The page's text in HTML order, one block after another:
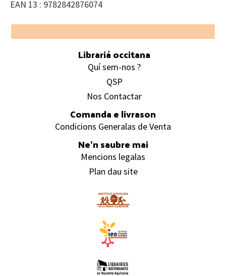
EAN 13 : 9782842876074
Footer
Librariá occitana
Quí sem-nos ?
QSP
Nos Contactar
Comanda e livrason
Condicions Generalas de Venta
Ne’n saubre mai
Mencions legalas
Plan dau site